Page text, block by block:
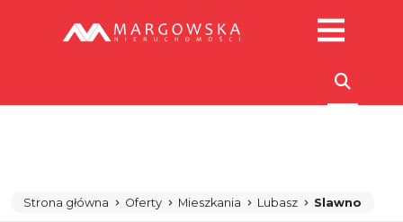
Strona główna Oferty Mieszkania Lubasz Slawno